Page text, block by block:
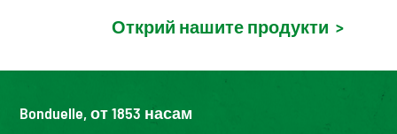
Открий нашите продукти >
Bonduelle, от 1853 насам